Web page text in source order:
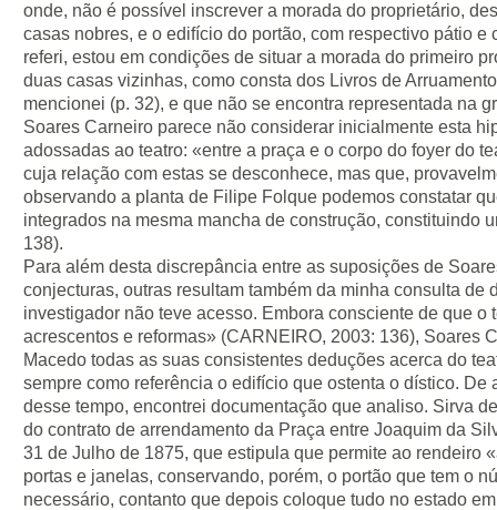
onde, não é possível inscrever a morada do proprietário,
casas nobres, e o edifício do portão, com respectivo pátio e
referi, estou em condições de situar a morada do primeiro
duas casas vizinhas, como consta dos Livros de
mencionei (p. 32), e que não se encontra representada na
Soares Carneiro parece não considerar inicialmente esta
adossadas ao teatro: «entre a praça e o corpo do foyer do
cuja relação com estas se desconhece, mas que,
observando a planta de Filipe Folque podemos constatar
integrados na mesma mancha de construção, constituindo
138).
Para além desta discrepância entre as suposições de
conjecturas, outras resultam também da minha consulta de
investigador não teve acesso. Embora consciente de que o
acrescentos e reformas» (CARNEIRO, 2003: 136), Soares
Macedo todas as suas consistentes deduções acerca do
sempre como referência o edifício que ostenta o dístico. De
desse tempo, encontrei documentação que analiso. Sirva
do contrato de arrendamento da Praça entre Joaquim da
31 de Julho de 1875, que estipula que permite ao rendeiro
portas e janelas, conservando, porém, o portão que tem o
necessário, contanto que depois coloque tudo no estado